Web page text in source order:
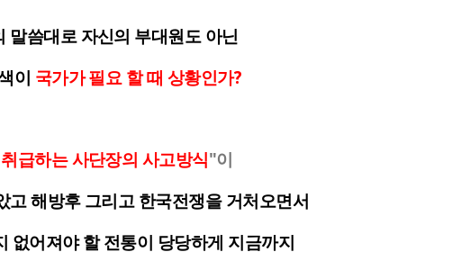
말씀대로 자신의 부대원도 아닌
이 국가가 필요 할 때 상황인가?
급하는 사단장의 사고방식"이
해방후 그리고 한국전쟁을 거처오면서
없어져야 할 전통이 당당하게 지금까지